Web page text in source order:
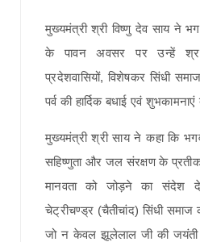
मुख्यमंत्री श्री विष्णु देव साय ने
के पावन अवसर पर उन्हें
प्रदेशवासियों, विशेषकर सिंधी
पर्व की हार्दिक बधाई एवं शुभकामनाएं
मुख्यमंत्री श्री साय ने कहा कि
सहिष्णुता और जल संरक्षण के
मानवता को जोड़ने का संदेश
चेट्रीचण्ड्र (चैतीचांद) सिंधी समाज
जो न केवल झूलेलाल जी की